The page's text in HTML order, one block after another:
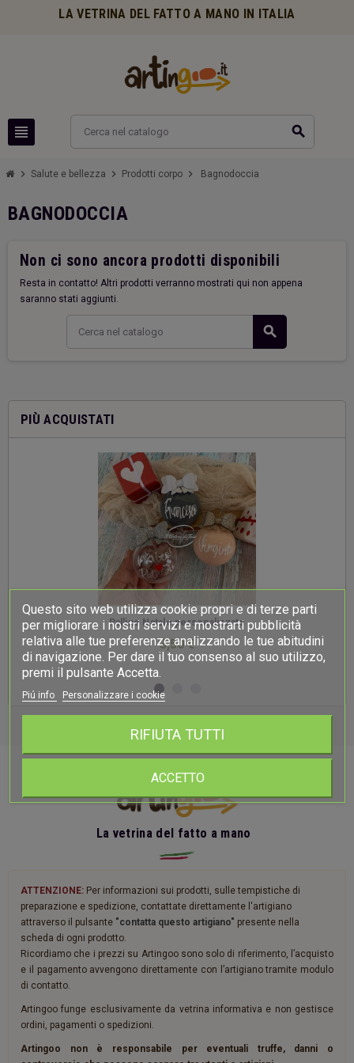
LA VETRINA DEL FATTO A MANO IN ITALIA
view_headline search
chevron_right Salute e bellezza chevron_right Prodotti corpo chevron_right Bagnodoccia
PIÙ ACQUISTATI
Palline Natale personalizzate
3,50 €
BAGNODOCCIA
Non ci sono ancora prodotti disponibili
Resta in contatto! Altri prodotti verranno mostrati qui non appena
saranno stati aggiunti.
search
La vetrina del fatto a mano
ATTENZIONE: Per informazioni sui prodotti, sulle tempistiche di
preparazione e spedizione, contattate direttamente l'artigiano
attraverso il pulsante "contatta questo artigiano" presente nella
scheda di ogni prodotto.
Ricordiamo che i prezzi su Artingoo sono solo di riferimento, l’acquisto
e il pagamento avvengono direttamente con l’artigiano tramite modulo
di contatto.
Artingoo funge esclusivamente da vetrina informativa e non gestisce
ordini, pagamenti o spedizioni.
Artingoo non è responsabile per eventuali truffe, danni o
Questo sito web utilizza cookie propri e di terze parti
per migliorare i nostri servizi e mostrarti pubblicità
relativa alle tue preferenze analizzando le tue abitudini
di navigazione. Per dare il tuo consenso al suo utilizzo,
premi il pulsante Accetta.
Piú info Personalizzare i cookie
RIFIUTA TUTTI
ACCETTO